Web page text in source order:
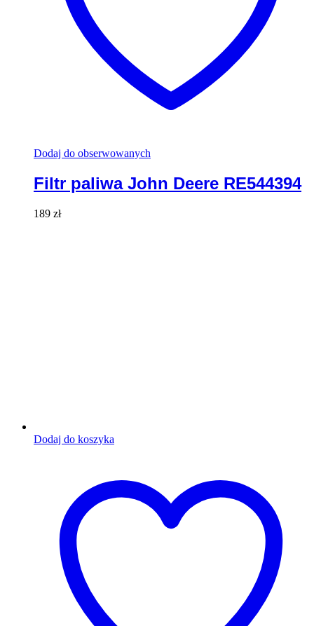
Dodaj do obserwowanych
Filtr paliwa John Deere RE544394
189 zł
Dodaj do koszyka